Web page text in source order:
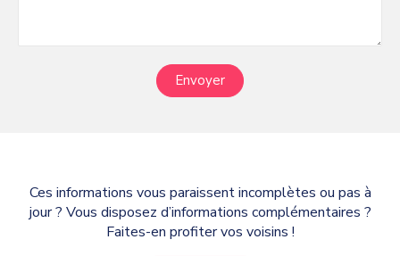
Envoyer
Ces informations vous paraissent incomplètes ou pas à
jour ? Vous disposez d’informations complémentaires ?
Faites-en profiter vos voisins !